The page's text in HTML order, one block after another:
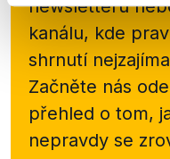
newsletteru
kanálu, kde
shrnutí
Začněte nás
přehled o tom,
nepravdy se